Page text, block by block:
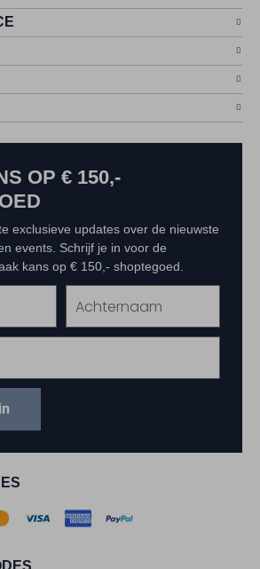
OP € 150,-
exclusieve updates over de nieuwste
events. Schrijf je in voor de
kans op € 150,- shoptegoed.